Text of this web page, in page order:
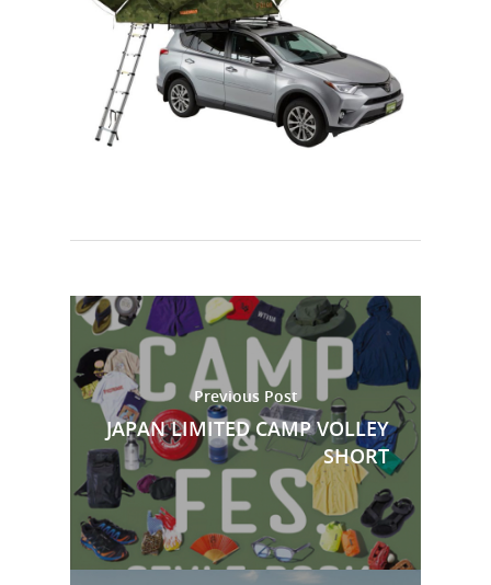
Previous Post
JAPAN LIMITED CAMP VOLLEY
SHORT